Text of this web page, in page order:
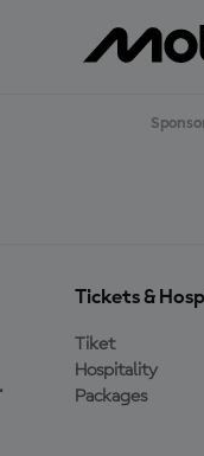
Tickets &
Tiket
Hospitality
Packages